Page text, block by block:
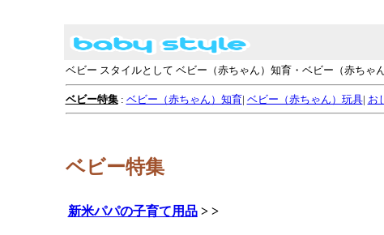
ベビー スタイルとして ベビー（赤ちゃん）知育・ベビー（赤ち
ベビー特集: ベビー（赤ちゃん）知育| ベビー（赤ちゃん）玩具| お
ベビー特集
新米パパの子育て用品> >